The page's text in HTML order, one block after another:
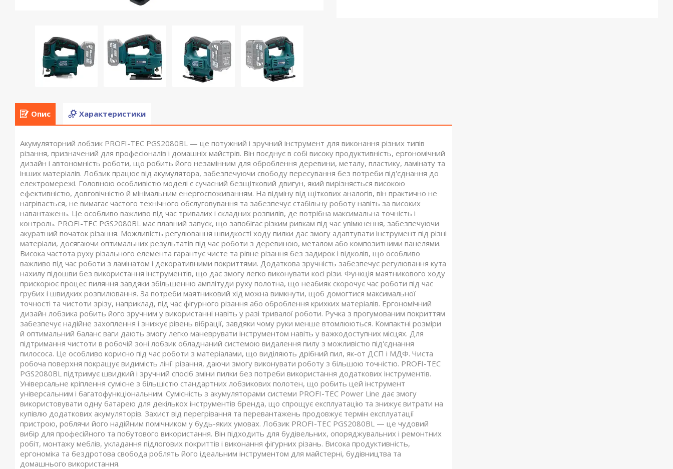
Опис Характеристики
Акумуляторний лобзик PROFI-TEC PGS2080BL — це потужний і зручний інструмент для виконання різних типів
різання, призначений для професіоналів і домашніх майстрів. Він поєднує в собі високу продуктивність, ергономічний
дизайн і автономність роботи, що робить його незамінним для оброблення деревини, металу, пластику, ламінату та
інших матеріалів. Лобзик працює від акумулятора, забезпечуючи свободу пересування без потреби під'єднання до
електромережі. Головною особливістю моделі є сучасний безщітковий двигун, який вирізняється високою
ефективністю, довговічністю й мінімальним енергоспоживанням. На відміну від щіткових аналогів, він практично не
нагрівається, не вимагає частого технічного обслуговування та забезпечує стабільну роботу навіть за високих
навантажень. Це особливо важливо під час тривалих і складних розпилів, де потрібна максимальна точність і
контроль. PROFI-TEC PGS2080BL має плавний запуск, що запобігає різким ривкам під час увімкнення, забезпечуючи
акуратний початок різання. Можливість регулювання швидкості ходу пилки дає змогу адаптувати інструмент під різні
матеріали, досягаючи оптимальних результатів під час роботи з деревиною, металом або композитними панелями.
Висока частота руху різального елемента гарантує чисте та рівне різання без задирок і відколів, що особливо
важливо під час роботи з ламінатом і декоративними покриттями. Додаткова зручність забезпечує регулювання кута
нахилу підошви без використання інструментів, що дає змогу легко виконувати косі різи. Функція маятникового ходу
прискорює процес пиляння завдяки збільшенню амплітуди руху полотна, що неабияк скорочує час роботи під час
грубих і швидких розпилювання. За потреби маятниковий хід можна вимкнути, щоб домогтися максимальної
точності та чистоти зрізу, наприклад, під час фігурного різання або оброблення крихких матеріалів. Ергономічний
дизайн лобзика робить його зручним у використанні навіть у разі тривалої роботи. Ручка з прогумованим покриттям
забезпечує надійне захоплення і знижує рівень вібрації, завдяки чому руки менше втомлюються. Компактні розміри
й оптимальний баланс ваги дають змогу легко маневрувати інструментом навіть у важкодоступних місцях. Для
підтримання чистоти в робочій зоні лобзик обладнаний системою видалення пилу з можливістю під'єднання
пилососа. Це особливо корисно під час роботи з матеріалами, що виділяють дрібний пил, як-от ДСП і МДФ. Чиста
робоча поверхня покращує видимість лінії різання, даючи змогу виконувати роботу з більшою точністю. PROFI-TEC
PGS2080BL підтримує швидкий і зручний спосіб зміни пилки без потреби використання додаткових інструментів.
Універсальне кріплення сумісне з більшістю стандартних лобзикових полотен, що робить цей інструмент
універсальним і багатофункціональним. Сумісність з акумуляторами системи PROFI-TEC Power Line дає змогу
використовувати одну батарею для декількох інструментів бренда, що спрощує експлуатацію та знижує витрати на
купівлю додаткових акумуляторів. Захист від перегрівання та перевантажень продовжує термін експлуатації
пристрою, роблячи його надійним помічником у будь-яких умовах. Лобзик PROFI-TEC PGS2080BL — це чудовий
вибір для професійного та побутового використання. Він підходить для будівельних, опоряджувальних і ремонтних
робіт, монтажу меблів, укладання підлогових покриттів і виконання фігурних різань. Висока продуктивність,
ергономіка та бездротова свобода роблять його ідеальним інструментом для майстерні, будівництва та
домашнього використання.